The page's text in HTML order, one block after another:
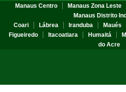
Manaus Centro Manaus Zona Leste
Manaus Distrito
Coari
Lábrea Iranduba Maués
Figueiredo
Itacoatiara Humaitá
do Acre